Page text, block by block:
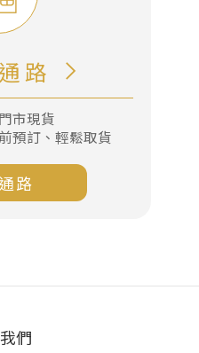
路
市現貨
預訂、輕鬆取貨
路
們